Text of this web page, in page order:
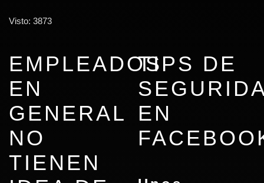
Visto: 3873
EMPLEADOS
EN
GENERAL
NO
TIENEN
TIPS DE
EN